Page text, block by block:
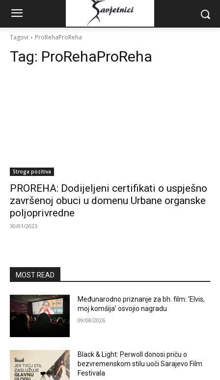
Tagovi ProRehaProReha
Tag: ProRehaProReha
Stroga pozitiva
PROREHA: Dodijeljeni certifikati o uspješno
završenoj obuci u domenu Urbane organske
poljoprivredne
30/01/2023
MOST READ
Međunarodno priznanje za bh. film: ‘Elvis,
moj komšija’ osvojio nagradu
09/08/2026
Black & Light: Perwoll donosi priču o
bezvremenskom stilu uoči Sarajevo Film
Festivala